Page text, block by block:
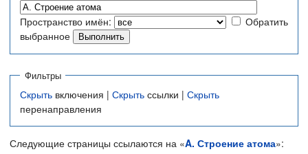
Пространство имён:
Обратить
выбранное
Фильтры
Скрыть включения | Скрыть ссылки | Скрыть
перенаправления
Следующие страницы ссылаются на «A. Строение атома»: